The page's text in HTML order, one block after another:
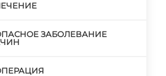
ЗАБОЛЕВАНИЕ